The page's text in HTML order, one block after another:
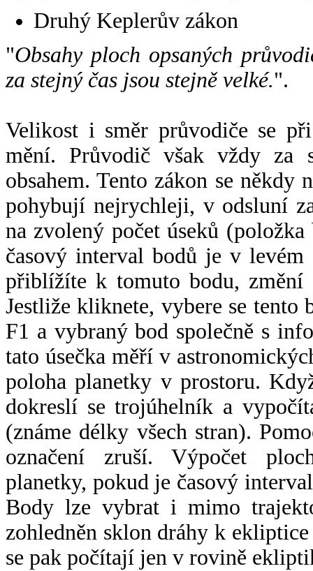
Druhý Keplerův zákon
"Obsahy ploch opsaných
za stejný čas jsou stejně velké.".
Velikost i směr průvodiče se
mění. Průvodič však vždy za
obsahem. Tento zákon se někdy
pohybují nejrychleji, v odsluní
na zvolený počet úseků
časový interval bodů je v
přiblížíte k tomuto bodu,
Jestliže kliknete, vybere se tento
F1 a vybraný bod společně s
tato úsečka měří v
poloha planetky v prostoru.
dokreslí se trojúhelník a
(známe délky všech stran).
označení zruší. Výpočet
planetky, pokud je časový
Body lze vybrat i mimo
zohledněn sklon dráhy k
se pak počítají jen v rovině